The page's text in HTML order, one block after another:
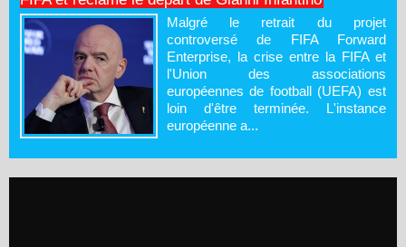
Malgré le retrait du projet
controversé de FIFA Forward
Enterprise, la crise entre la FIFA et
l'Union des associations
européennes de football (UEFA) est
loin d'être terminée. L'instance
européenne a...